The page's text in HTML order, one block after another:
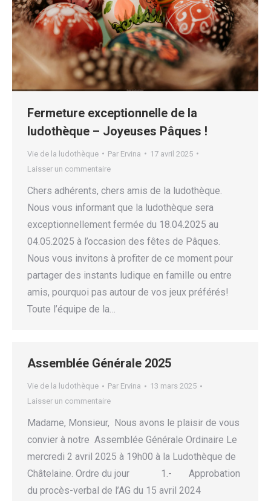
Fermeture exceptionnelle de la
ludothèque – Joyeuses Pâques !
Vie de la ludothèque Par Ervina
17 avril 2025
Laisser un commentaire
Chers adhérents, chers amis de la ludothèque.
Nous vous informant que la ludothèque sera
exceptionnellement fermée du 18.04.2025 au
04.05.2025 à l’occasion des fêtes de Pâques.
Nous vous invitons à profiter de ce moment pour
partager des instants ludique en famille ou entre
amis, pourquoi pas autour de vos jeux préférés!
Toute l’équipe de la…
Assemblée Générale 2025
Vie de la ludothèque Par Ervina
13 mars 2025
Laisser un commentaire
Madame, Monsieur, Nous avons le plaisir de vous
convier à notre Assemblée Générale Ordinaire Le
mercredi 2 avril 2025 à 19h00 à la Ludothèque de
Châtelaine. Ordre du jour 1.- Approbation
du procès-verbal de l’AG du 15 avril 2024